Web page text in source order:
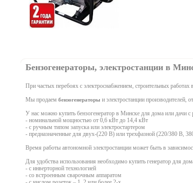
Бензогенераторы, электростанции в
При частых перебоях с электроснабжением, строительных работах
Мы продаем бензогенераторы и электростанции
У нас можно купить бензогенератор в Минске для дома или дачи
- номинальной мощностью от 0,6 кВт до 14,4 кВт
- с ручным типом запуска или электростартером
- предназначенные для двух-(220 В) или трехфазной (220/380 В,
Время работы автономной электростанции может быть в
Для удобства использования необходимо купить генератор для
- с инверторной технологией
- со встроенным сварочным аппаратом